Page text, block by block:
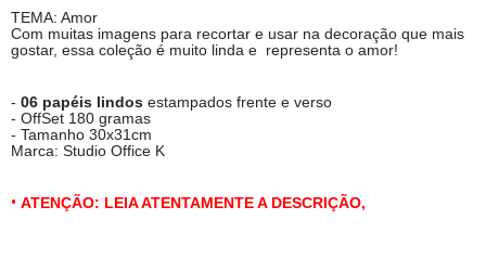
TEMA: Amor
Com muitas imagens para recortar e usar na decoração que mais
gostar, essa coleção é muito linda e representa o amor!
- 06 papéis lindos estampados frente e verso
- OffSet 180 gramas
- Tamanho 30x31cm
Marca: Studio Office K
• ATENÇÃO: LEIA ATENTAMENTE A DESCRIÇÃO,